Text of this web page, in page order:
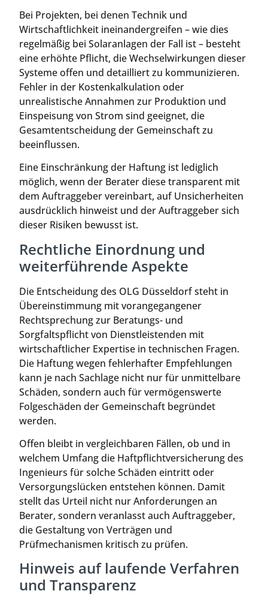
Bei Projekten, bei denen Technik und
Wirtschaftlichkeit ineinandergreifen – wie dies
regelmäßig bei Solaranlagen der Fall ist – besteht
eine erhöhte Pflicht, die Wechselwirkungen dieser
Systeme offen und detailliert zu kommunizieren.
Fehler in der Kostenkalkulation oder
unrealistische Annahmen zur Produktion und
Einspeisung von Strom sind geeignet, die
Gesamtentscheidung der Gemeinschaft zu
beeinflussen.
Eine Einschränkung der Haftung ist lediglich
möglich, wenn der Berater diese transparent mit
dem Auftraggeber vereinbart, auf Unsicherheiten
ausdrücklich hinweist und der Auftraggeber sich
dieser Risiken bewusst ist.
Rechtliche Einordnung und
weiterführende Aspekte
Die Entscheidung des OLG Düsseldorf steht in
Übereinstimmung mit vorangegangener
Rechtsprechung zur Beratungs- und
Sorgfaltspflicht von Dienstleistenden mit
wirtschaftlicher Expertise in technischen Fragen.
Die Haftung wegen fehlerhafter Empfehlungen
kann je nach Sachlage nicht nur für unmittelbare
Schäden, sondern auch für vermögenswerte
Folgeschäden der Gemeinschaft begründet
werden.
Offen bleibt in vergleichbaren Fällen, ob und in
welchem Umfang die Haftpflichtversicherung des
Ingenieurs für solche Schäden eintritt oder
Versorgungslücken entstehen können. Damit
stellt das Urteil nicht nur Anforderungen an
Berater, sondern veranlasst auch Auftraggeber,
die Gestaltung von Verträgen und
Prüfmechanismen kritisch zu prüfen.
Hinweis auf laufende Verfahren
und Transparenz